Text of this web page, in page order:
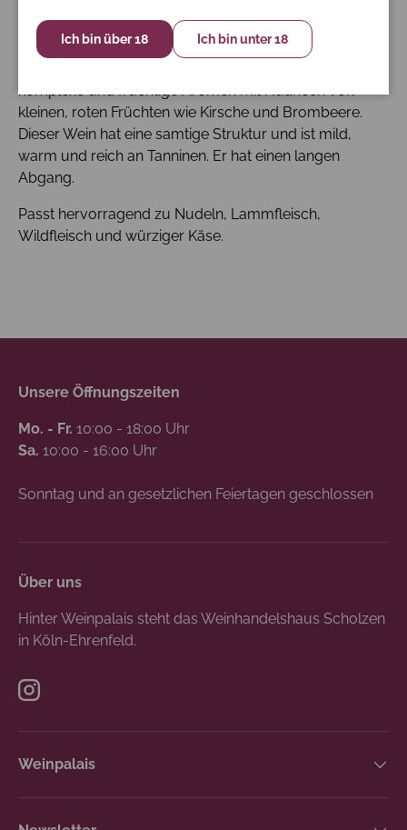
Dieser Primitivo di Manduria hat eine rubinrote Farbe
komplexe und fruchtige Aromen mit Nuancen von
kleinen, roten Früchten wie Kirsche und Brombeere.
Dieser Wein hat eine samtige Struktur und ist mild,
warm und reich an Tanninen. Er hat einen langen
Abgang.
Passt hervorragend zu Nudeln, Lammfleisch,
Wildfleisch und würziger Käse.
Ich bin über 18 Ich bin unter 18
Unsere Öffnungszeiten
Mo. - Fr. 10:00 - 18:00 Uhr
Sa. 10:00 - 16:00 Uhr
Sonntag und an gesetzlichen Feiertagen geschlossen
Über uns
Hinter Weinpalais steht das Weinhandelshaus Scholzen
in Köln-Ehrenfeld.
Instagram
Weinpalais